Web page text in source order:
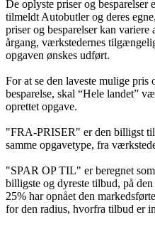
De oplyste priser og besparelser
tilmeldt Autobutler og deres
priser og besparelser kan
årgang, værkstedernes
opgaven ønskes udført.
For at se den laveste mulige pris
besparelse, skal “Hele landet”
oprettet opgave.
"FRA-PRISER" er den billigst
samme opgavetype, fra
"SPAR OP TIL" er beregnet
billigste og dyreste tilbud, på
25% har opnået den
for den radius, hvorfra tilbud er